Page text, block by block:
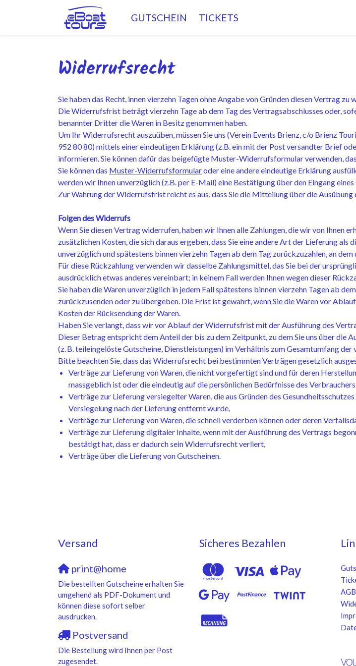
GUTSCHEIN TICKETS
Widerrufsrecht
Sie haben das Recht, innen vierzehn Tagen ohne Angabe von Gründen diesen Vertrag zu
Die Widerrufsfrist beträgt vierzehn Tage ab dem Tag des Vertragsabschlusses oder,
benannter Dritter die Waren in Besitz genommen haben.
Um Ihr Widerrufsrecht auszuüben, müssen Sie uns (Verein Events Brienz, c/o Brienz
952 80 80) mittels einer eindeutigen Erklärung (z.B. ein mit der Post versandter Brief
informieren. Sie können dafür das beigefügte Muster-Widerrufsformular verwenden,
Sie können das Muster-Widerrufsformularoder eine andere eindeutige Erklärung
werden wir Ihnen unverzüglich (z.B. per E-Mail) eine Bestätigung über den Eingang
Zur Wahrung der Widerrufsfrist reicht es aus, dass Sie die Mitteilung über die
Folgen des Widerrufs
Wenn Sie diesen Vertrag widerrufen, haben wir Ihnen alle Zahlungen, die wir von Ihnen
zusätzlichen Kosten, die sich daraus ergeben, dass Sie eine andere Art der Lieferung
unverzüglich und spätestens binnen vierzehn Tagen ab dem Tag zurückzuzahlen, an
Für diese Rückzahlung verwenden wir dasselbe Zahlungsmittel, das Sie bei der
ausdrücklich etwas anderes vereinbart; in keinem Fall werden Ihnen wegen dieser
Sie haben die Waren unverzüglich in jedem Fall spätestens binnen vierzehn Tagen ab
zurückzusenden oder zu übergeben. Die Frist ist gewahrt, wenn Sie die Waren vor
Kosten der Rücksendung der Waren.
Haben Sie verlangt, dass wir vor Ablauf der Widerrufsfrist mit der Ausführung des
Dieser Betrag entspricht dem Anteil der bis zu dem Zeitpunkt, zu dem Sie uns über
(z. B. teileingelöste Gutscheine, Dienstleistungen) im Verhältnis zum Gesamtumfang
Bitte beachten Sie, dass das Widerrufsrecht bei bestimmten Verträgen gesetzlich
Verträge zur Lieferung von Waren, die nicht vorgefertigt sind und für deren
massgeblich ist oder die eindeutig auf die persönlichen Bedürfnisse des
Verträge zur Lieferung versiegelter Waren, die aus Gründen des
Versiegelung nach der Lieferung entfernt wurde,
Verträge zur Lieferung von Waren, die schnell verderben können oder deren
Verträge zur Lieferung digitaler Inhalte, wenn mit der Ausführung des Vertrags
bestätigt hat, dass er dadurch sein Widerrufsrecht verliert,
Verträge über die Lieferung von Gutscheinen.
Versand
print@home
Die bestellten Gutscheine erhalten Sie
umgehend als PDF-Dokument und
können diese sofort selber
ausdrucken.
Postversand
Die Bestellung wird Ihnen per Post
zugesendet.
Sicheres Bezahlen
AGB